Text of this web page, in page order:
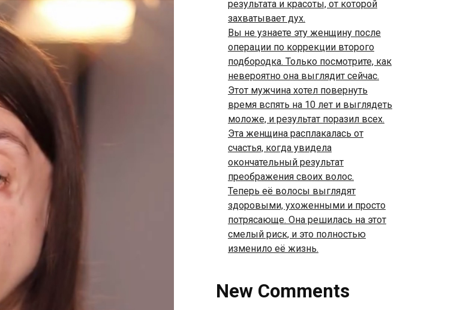
результата и красоты, от которой
захватывает дух.
Вы не узнаете эту женщину после
операции по коррекции второго
подбородка. Только посмотрите, как
невероятно она выглядит сейчас.
Этот мужчина хотел повернуть
время вспять на 10 лет и выглядеть
моложе, и результат поразил всех.
Эта женщина расплакалась от
счастья, когда увидела
окончательный результат
преображения своих волос.
Теперь её волосы выглядят
здоровыми, ухоженными и просто
потрясающе. Она решилась на этот
смелый риск, и это полностью
изменило её жизнь.
New Comments